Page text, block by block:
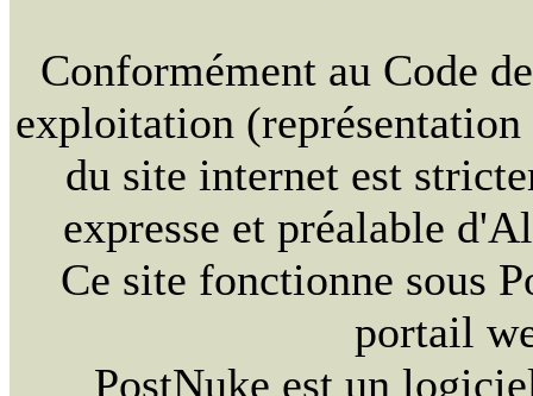
Conformément au Code
exploitation
du site internet est
expresse et préalable
Ce site fonctionne sous
portail
PostNuke est un